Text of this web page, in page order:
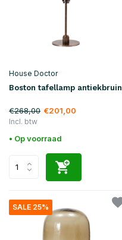
House Doctor
Boston tafellamp antiekbruin
€268,00 €201,00
Incl. btw
• Op voorraad
SALE 25%